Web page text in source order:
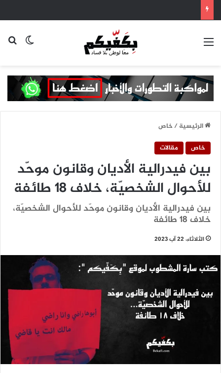
القائمة
الرئيسية/خاص
خاص
مقالات
بين فيدرالية الأديان وقانون موحّد
للأحوال الشخصيّة، خلاف ١٨ طائفة
بين فيدرالية الأديان وقانون موحّد للأحوال الشخصيّة،
خلاف ١٨ طائفة
الثلاثاء، 22 آب 2023